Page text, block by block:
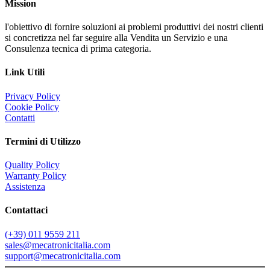
Mission
l'obiettivo di fornire soluzioni ai problemi produttivi dei nostri clienti
si concretizza nel far seguire alla Vendita un Servizio e una
Consulenza tecnica di prima categoria.
Link Utili
Privacy Policy
Cookie Policy
Contatti
Termini di Utilizzo
Quality Policy
Warranty Policy
Assistenza
Contattaci
(+39) 011 9559 211
sales@mecatronicitalia.com
support@mecatronicitalia.com